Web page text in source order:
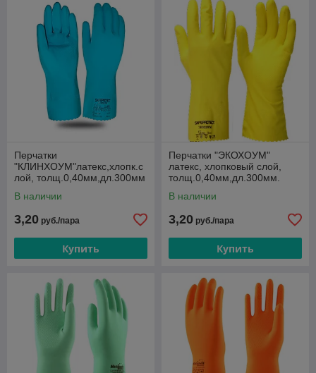
Перчатки
"КЛИНХОУМ"латекс,хлопк.с
лой, толщ.0,40мм,дл.300мм
В наличии
3,20 руб./пара
Купить
Перчатки "ЭКОХОУМ"
латекс, хлопковый слой,
толщ.0,40мм,дл.300мм.
В наличии
3,20 руб./пара
Купить